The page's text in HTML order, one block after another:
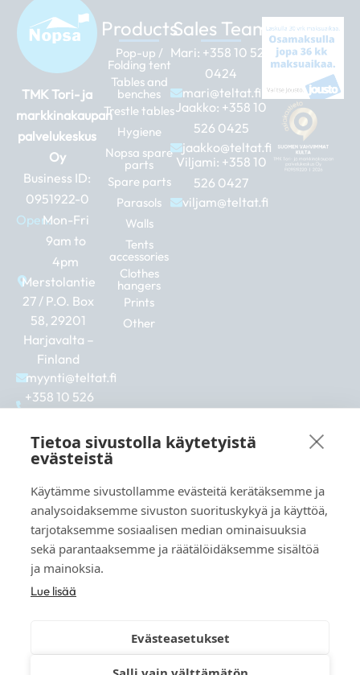
Tietoa sivustolla käytetyistä
evästeistä
Käytämme sivustollamme evästeitä kerätäksemme ja
analysoidaksemme sivuston suorituskykyä ja käyttöä,
tarjotaksemme sosiaalisen median ominaisuuksia
sekä parantaaksemme ja räätälöidäksemme sisältöä
ja mainoksia.
Lue lisää
Evästeasetukset
TMK Tori- ja
markkinakaupan
palvelukeskus
Oy
Business ID:
0951922-0
Open:Mon-Fri
9am to
4pm
Merstolantie
27 / P.O. Box
58, 29201
Harjavalta –
Finland
myynti@teltat.fi
+358 10 526
F
a
c
b
o
o
k
I
n
s
a
g
r
a
m
L
i
n
e
d
i
n
Products
Pop-up /
Folding tent
Tables and
benches
Trestle tables
Hygiene
Nopsa spare
parts
Spare parts
Parasols
Walls
Tents
accessories
Clothes
hangers
Prints
Other
Sales Team
Mari: +358 10 526
0424
mari@teltat.fi
Jaakko: +358 10
526 0425
jaakko@teltat.fi
Viljami: +358 10
526 0427
viljam@teltat.fi
See also:
markkina.net
grillikeskus.fi
© 2026 teltat.fi – TMK Tori- ja markkinakaupan